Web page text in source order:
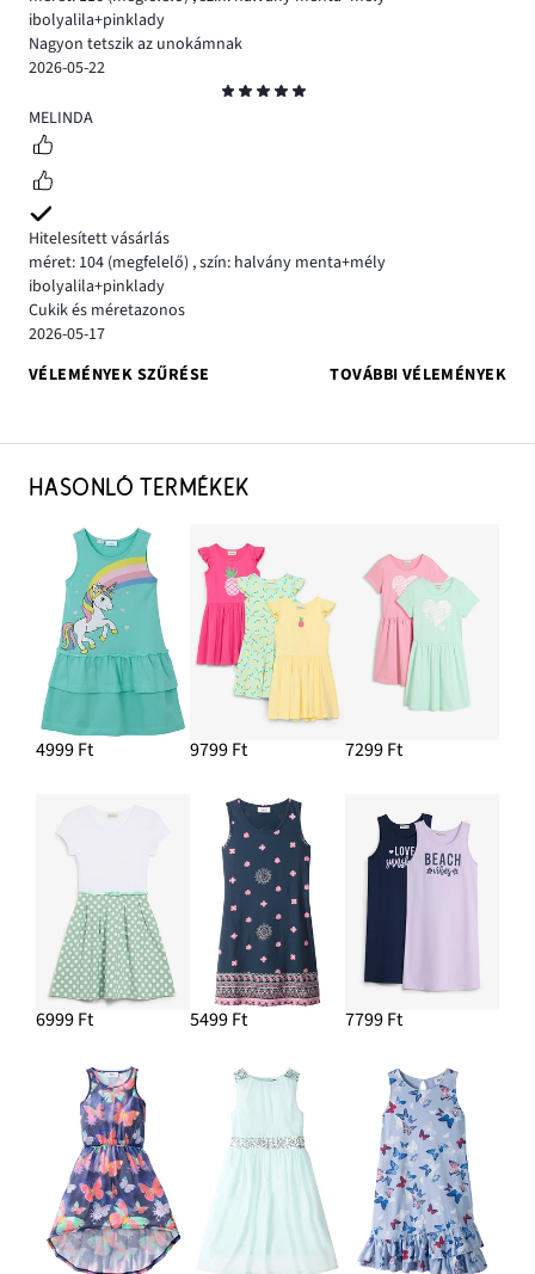
ibolyalila+pinklady
Nagyon tetszik az unokámnak
2026-05-22
5
MELINDA
Hitelesített vásárlás
méret: 104 (megfelelő) ,szín: halvány menta+mély
ibolyalila+pinklady
Cukik és méretazonos
2026-05-17
VÉLEMÉNYEK SZŰRÉSE
TOVÁBBI VÉLEMÉNYEK
HASONLÓ TERMÉKEK
4999 Ft 9799 Ft 7299 Ft
6999 Ft 5499 Ft 7799 Ft